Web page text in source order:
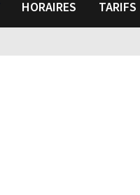
HORAIRES TARIFS